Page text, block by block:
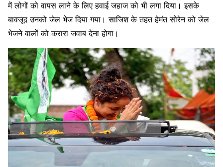
में लोगों को वापस लाने के लिए हवाई जहाज को भी लगा दिया। इसके
बावजूद उनको जेल भेज दिया गया। साजिश के तहत हेमंत सोरेन को जेल
भेजने वालों को करारा जवाब देना होगा।